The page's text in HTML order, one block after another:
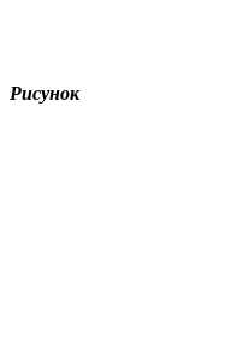
Рисунок